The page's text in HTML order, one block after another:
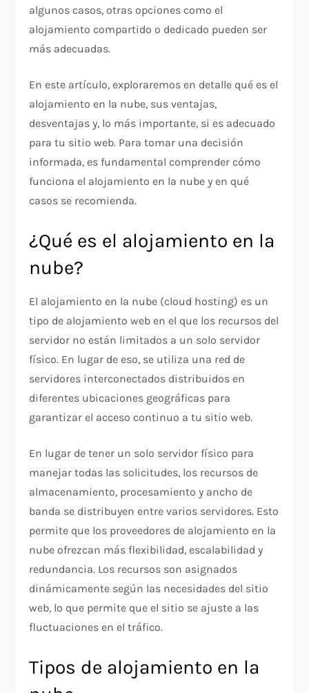
algunos casos, otras opciones como el
alojamiento compartido o dedicado pueden ser
más adecuadas.
En este artículo, exploraremos en detalle qué es el
alojamiento en la nube, sus ventajas,
desventajas y, lo más importante, si es adecuado
para tu sitio web. Para tomar una decisión
informada, es fundamental comprender cómo
funciona el alojamiento en la nube y en qué
casos se recomienda.
¿Qué es el alojamiento en la
nube?
El alojamiento en la nube (cloud hosting) es un
tipo de alojamiento web en el que los recursos del
servidor no están limitados a un solo servidor
físico. En lugar de eso, se utiliza una red de
servidores interconectados distribuidos en
diferentes ubicaciones geográficas para
garantizar el acceso continuo a tu sitio web.
En lugar de tener un solo servidor físico para
manejar todas las solicitudes, los recursos de
almacenamiento, procesamiento y ancho de
banda se distribuyen entre varios servidores. Esto
permite que los proveedores de alojamiento en la
nube ofrezcan más flexibilidad, escalabilidad y
redundancia. Los recursos son asignados
dinámicamente según las necesidades del sitio
web, lo que permite que el sitio se ajuste a las
fluctuaciones en el tráfico.
Tipos de alojamiento en la